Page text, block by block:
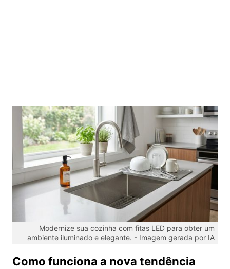
Modernize sua cozinha com fitas LED para obter um
ambiente iluminado e elegante. - Imagem gerada por IA
Como funciona a nova tendência